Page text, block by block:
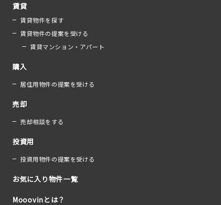
賃貸
賃貸物件を探す
賃貸物件の提案を受ける
賃貸マンション・アパート
購入
居住用物件の提案を受ける
売却
売却相談をする
投資用
投資用物件の提案を受ける
お気に入り物件一覧
Mooovinとは？